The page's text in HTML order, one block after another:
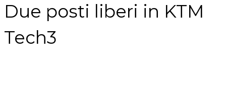
Due posti liberi in KTM
Tech3